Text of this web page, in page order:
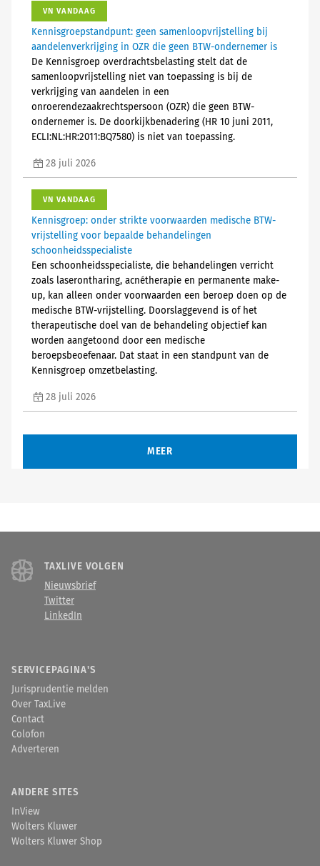
VN VANDAAG
Kennisgroepstandpunt: geen samenloopvrijstelling bij
aandelenverkrijging in OZR die geen BTW-ondernemer is
De Kennisgroep overdrachtsbelasting stelt dat de
samenloopvrijstelling niet van toepassing is bij de
verkrijging van aandelen in een
onroerendezaakrechtspersoon (OZR) die geen BTW-
ondernemer is. De doorkijkbenadering (HR 10 juni 2011,
ECLI:NL:HR:2011:BQ7580) is niet van toepassing.
28 juli 2026
VN VANDAAG
Kennisgroep: onder strikte voorwaarden medische BTW-
vrijstelling voor bepaalde behandelingen
schoonheidsspecialiste
Een schoonheidsspecialiste, die behandelingen verricht
zoals laserontharing, acnétherapie en permanente make-
up, kan alleen onder voorwaarden een beroep doen op de
medische BTW-vrijstelling. Doorslaggevend is of het
therapeutische doel van de behandeling objectief kan
worden aangetoond door een medische
beroepsbeoefenaar. Dat staat in een standpunt van de
Kennisgroep omzetbelasting.
28 juli 2026
MEER
TAXLIVE VOLGEN
Nieuwsbrief
Twitter
LinkedIn
SERVICEPAGINA'S
Jurisprudentie melden
Over TaxLive
Contact
Colofon
Adverteren
ANDERE SITES
InView
Wolters Kluwer
Wolters Kluwer Shop